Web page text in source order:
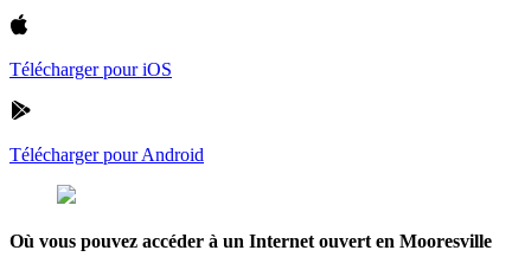
Télécharger pour iOS
Télécharger pour Android
Où vous pouvez accéder à un Internet ouvert en Mooresville